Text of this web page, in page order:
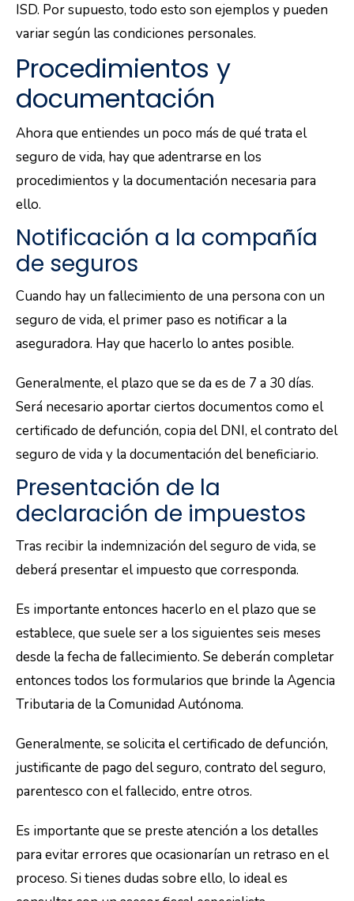
ISD. Por supuesto, todo esto son ejemplos y pueden
variar según las condiciones personales.
Procedimientos y
documentación
Ahora que entiendes un poco más de qué trata el
seguro de vida, hay que adentrarse en los
procedimientos y la documentación necesaria para
ello.
Notificación a la compañía
de seguros
Cuando hay un fallecimiento de una persona con un
seguro de vida, el primer paso es notificar a la
aseguradora. Hay que hacerlo lo antes posible.
Generalmente, el plazo que se da es de 7 a 30 días.
Será necesario aportar ciertos documentos como el
certificado de defunción, copia del DNI, el contrato del
seguro de vida y la documentación del beneficiario.
Presentación de la
declaración de impuestos
Tras recibir la indemnización del seguro de vida, se
deberá presentar el impuesto que corresponda.
Es importante entonces hacerlo en el plazo que se
establece, que suele ser a los siguientes seis meses
desde la fecha de fallecimiento. Se deberán completar
entonces todos los formularios que brinde la Agencia
Tributaria de la Comunidad Autónoma.
Generalmente, se solicita el certificado de defunción,
justificante de pago del seguro, contrato del seguro,
parentesco con el fallecido, entre otros.
Es importante que se preste atención a los detalles
para evitar errores que ocasionarían un retraso en el
proceso. Si tienes dudas sobre ello, lo ideal es